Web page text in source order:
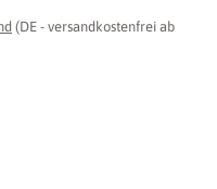
5 Sternen
(DE - versandkostenfrei ab